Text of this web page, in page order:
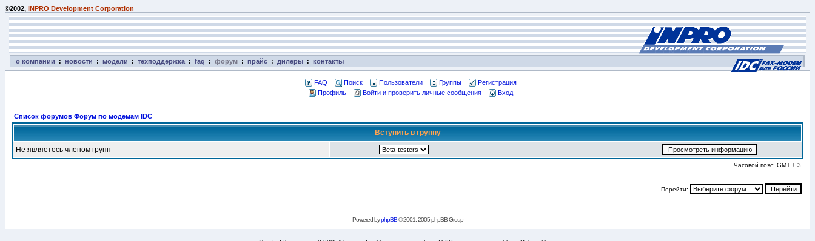
©2002, INPRO Development Corporation
о компании : новости : модели : техподдержка : faq : форум : прайс : дилеры : контакты
FAQ Поиск Пользователи Группы
Регистрация
Профиль
Войти и проверить личные сообщения Вход
Список форумов Форум по модемам IDC
Вступить в группу
Не являетесь членом групп
Часовой пояс: GMT + 3
Перейти:
Powered byphpBB© 2001, 2005 phpBB Group